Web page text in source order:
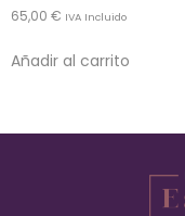
65,00 € IVA Incluido
Añadir al carrito